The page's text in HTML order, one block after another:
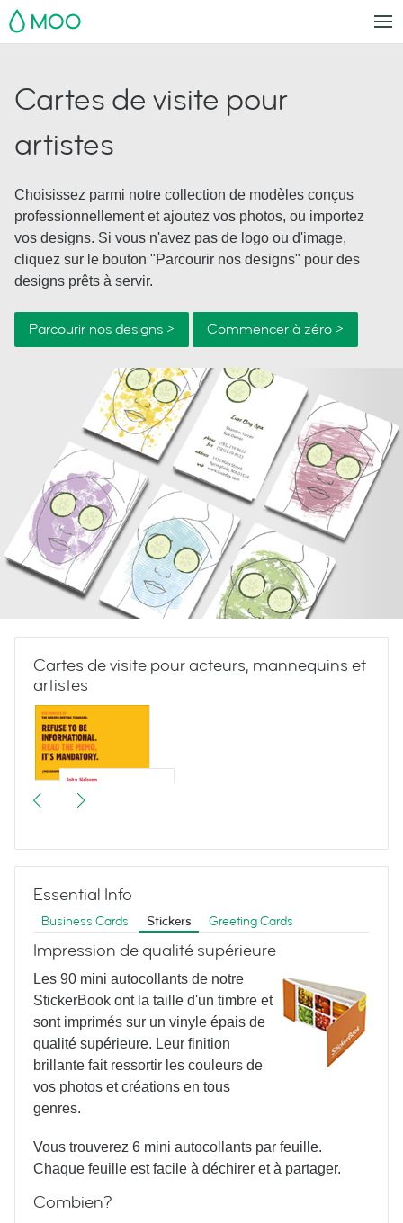
MOO
Cartes de visite pour
artistes
Choisissez parmi notre collection de modèles conçus
professionnellement et ajoutez vos photos, ou importez
vos designs. Si vous n'avez pas de logo ou d'image,
cliquez sur le bouton "Parcourir nos designs" pour des
designs prêts à servir.
Parcourir nos designs > Commencer à zéro >
Cartes de visite pour acteurs, mannequins et
artistes
Meetings & More
Yoga Poses
Painted Faces
Essential Info
Business Cards Stickers Greeting Cards
Impression de qualité supérieure
Les 90 mini autocollants de notre
StickerBook ont la taille d'un timbre et
sont imprimés sur un vinyle épais de
qualité supérieure. Leur finition
brillante fait ressortir les couleurs de
vos photos et créations en tous
genres.
Vous trouverez 6 mini autocollants par feuille.
Chaque feuille est facile à déchirer et à partager.
Combien?